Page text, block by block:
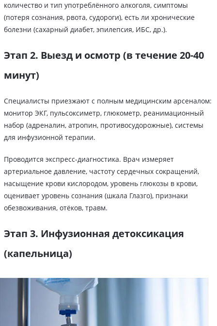
количество и тип употреблённого алкоголя, симптомы
(потеря сознания, рвота, судороги), есть ли хронические
болезни (сахарный диабет, эпилепсия, ИБС, др.).
Этап 2. Выезд и осмотр (в течение 20-40
минут)
Специалисты приезжают с полным медицинским арсеналом:
монитор ЭКГ, пульсоксиметр, глюкометр, реанимационный
набор (адреналин, атропин, противосудорожные), системы
для инфузионной терапии.
Проводится экспресс-диагностика. Врач измеряет
артериальное давление, частоту сердечных сокращений,
насыщение крови кислородом, уровень глюкозы в крови,
оценивает уровень сознания (шкала Глазго), признаки
обезвоживания, отёков, травм.
Этап 3. Инфузионная детоксикация
(капельница)